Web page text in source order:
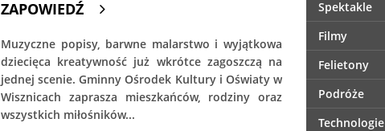
ZAPOWIEDŹ
Muzyczne popisy, barwne malarstwo i wyjątkowa
dziecięca kreatywność już wkrótce zagoszczą na
jednej scenie. Gminny Ośrodek Kultury i Oświaty w
Wisznicach zaprasza mieszkańców, rodziny oraz
wszystkich miłośników...
Spektakle
Filmy
Felietony
Podróże
Technologie